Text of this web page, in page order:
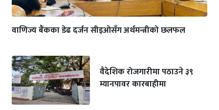
वाणिज्य बैंकका डेढ दर्जन सीइओसँग अर्थमन्त्रीको छलफल
वैदेशिक रोजगारीमा पठाउने ३९
म्यानपावर कारबाहीमा